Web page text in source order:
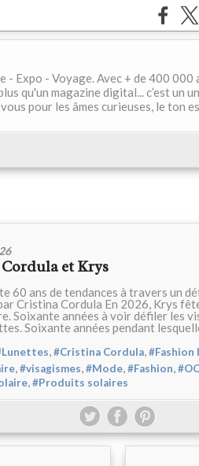
Expo - Voyage. Avec + de 400 000
qu'un magazine digital... c’est un
pour les âmes curieuses, le ton
et Krys
60 ans de tendances à travers un
Cristina Cordula En 2026, Krys
Soixante années à voir défiler les
Soixante années pendant
,#Cristina Cordula,#Fashion
,#visagismes,#Mode,#Fashion,
,#Produits solaires